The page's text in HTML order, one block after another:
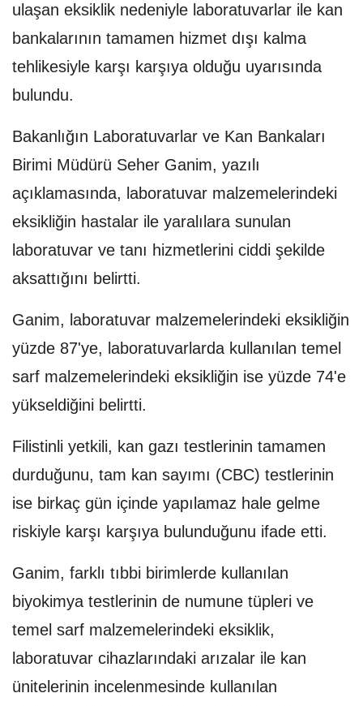
ulaşan eksiklik nedeniyle laboratuvarlar ile kan
bankalarının tamamen hizmet dışı kalma
tehlikesiyle karşı karşıya olduğu uyarısında
bulundu.
Bakanlığın Laboratuvarlar ve Kan Bankaları
Birimi Müdürü Seher Ganim, yazılı
açıklamasında, laboratuvar malzemelerindeki
eksikliğin hastalar ile yaralılara sunulan
laboratuvar ve tanı hizmetlerini ciddi şekilde
aksattığını belirtti.
Ganim, laboratuvar malzemelerindeki eksikliğin
yüzde 87'ye, laboratuvarlarda kullanılan temel
sarf malzemelerindeki eksikliğin ise yüzde 74'e
yükseldiğini belirtti.
Filistinli yetkili, kan gazı testlerinin tamamen
durduğunu, tam kan sayımı (CBC) testlerinin
ise birkaç gün içinde yapılamaz hale gelme
riskiyle karşı karşıya bulunduğunu ifade etti.
Ganim, farklı tıbbi birimlerde kullanılan
biyokimya testlerinin de numune tüpleri ve
temel sarf malzemelerindeki eksiklik,
laboratuvar cihazlarındaki arızalar ile kan
ünitelerinin incelenmesinde kullanılan